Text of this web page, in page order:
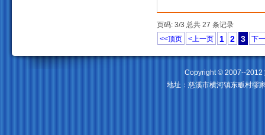
页码: 3/3 总共 27 条记录
<<顶页
<上一页 1 2 3 下
Copyright © 2007--2012
地址：慈溪市横河镇东畈村缪